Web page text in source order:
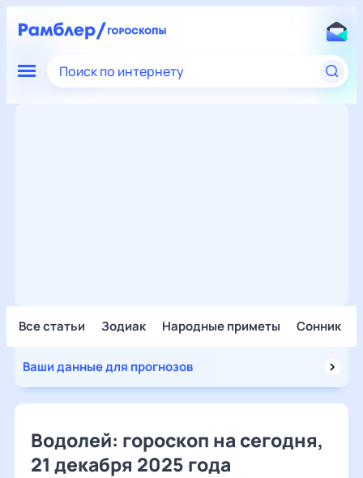
Поиск по интернету
Все статьи Зодиак Народные приметы Сонник
Ваши данные для прогнозов
Водолей: гороскоп на сегодня,
21 декабря 2025 года